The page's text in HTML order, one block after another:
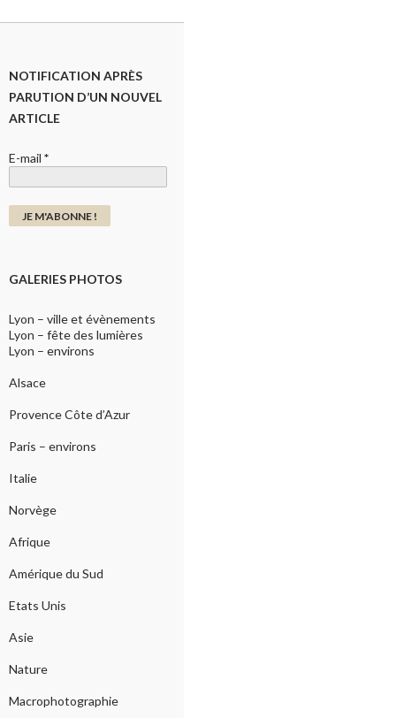
NOTIFICATION APRÈS
PARUTION D’UN NOUVEL
ARTICLE
E-mail *
GALERIES PHOTOS
Lyon – ville et évènements
Lyon – fête des lumières
Lyon – environs
Alsace
Provence Côte d’Azur
Paris – environs
Italie
Norvège
Afrique
Amérique du Sud
Etats Unis
Asie
Nature
Macrophotographie